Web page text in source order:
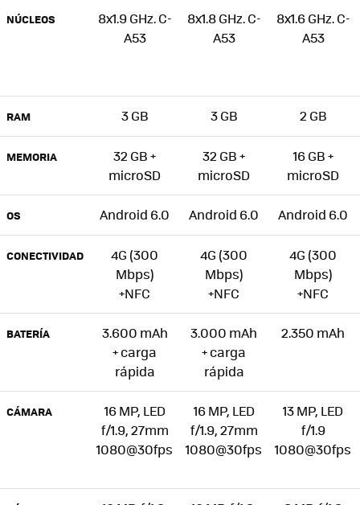
NÚCLEOS
8x1.9 GHz. C-
A53
8x1.8 GHz. C-
A53
8x1.6 GHz. C-
A53
RAM 3 GB 3 GB 2 GB
MEMORIA
32 GB +
microSD
32 GB +
microSD
16 GB +
microSD
OS Android 6.0 Android 6.0 Android 6.0
CONECTIVIDAD
4G (300
Mbps)
+NFC
4G (300
Mbps)
+NFC
4G (300
Mbps)
+NFC
BATERÍA
3.600 mAh
+ carga
rápida
3.000 mAh
+ carga
rápida
2.350 mAh
CÁMARA
16 MP, LED
f/1.9, 27mm
1080@30fps
16 MP, LED
f/1.9, 27mm
1080@30fps
13 MP, LED
f/1.9
1080@30fps